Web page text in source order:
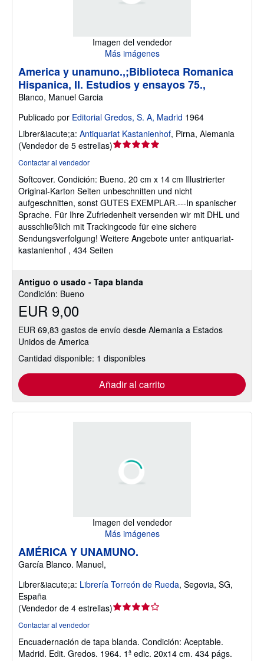
Imagen del vendedor
Más imágenes
Antiguo o usado - Tapa blanda
Condición: Bueno
EUR 9,00
EUR 69,83 gastos de envío desde Alemania a Estados
Unidos de America
Cantidad disponible: 1 disponibles
Añadir al carrito
America y unamuno.,;Biblioteca Romanica
Hispanica, II. Estudios y ensayos 75.,
Blanco, Manuel Garcia
Publicado por Editorial Gredos, S. A, Madrid 1964
Librer&iacute;a: Antiquariat Kastanienhof, Pirna, Alemania
(Vendedor de 5 estrellas)Calificación
5
de
5
estrellas
Contactar al vendedor
Softcover. Condición: Bueno. 20 cm x 14 cm Illustrierter
Original-Karton Seiten unbeschnitten und nicht
aufgeschnitten, sonst GUTES EXEMPLAR.---In spanischer
Sprache. Für Ihre Zufriedenheit versenden wir mit DHL und
ausschließlich mit Trackingcode für eine sichere
Sendungsverfolgung! Weitere Angebote unter antiquariat-
kastanienhof , 434 Seiten
Imagen del vendedor
Más imágenes
AMÉRICA Y UNAMUNO.
García Blanco. Manuel,
Librer&iacute;a: Librería Torreón de Rueda, Segovia, SG,
España
(Vendedor de 4 estrellas)Calificación
4
de
Contactar al vendedor
Encuadernación de tapa blanda. Condición: Aceptable.
Madrid. Edit. Gredos. 1964. 1ª edic. 20x14 cm. 434 págs.